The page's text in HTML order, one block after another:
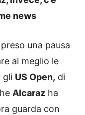
news
una pausa
al meglio le
gli US Open, di
Alcaraz ha
guarda con